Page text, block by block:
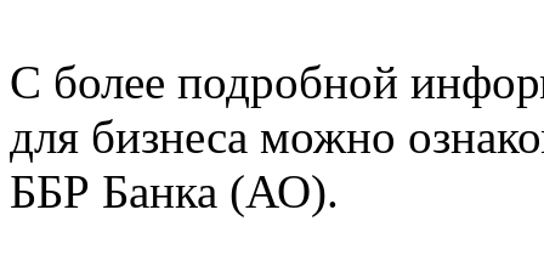
С более подробной
для бизнеса можно
ББР Банка (АО).